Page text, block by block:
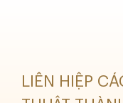
LIÊN HIỆP